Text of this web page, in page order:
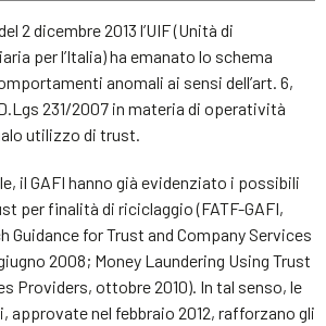
2 dicembre 2013 l’UIF (Unità di
per l’Italia) ha emanato lo schema
anomali ai sensi dell’art. 6,
231/2007 in materia di operatività
utilizzo di trust.
il GAFI hanno già evidenziato i possibili
per finalità di riciclaggio (FATF-GAFI,
Guidance for Trust and Company Services
2008; Money Laundering Using Trust
Providers, ottobre 2010). In tal senso, le
approvate nel febbraio 2012, rafforzano gli